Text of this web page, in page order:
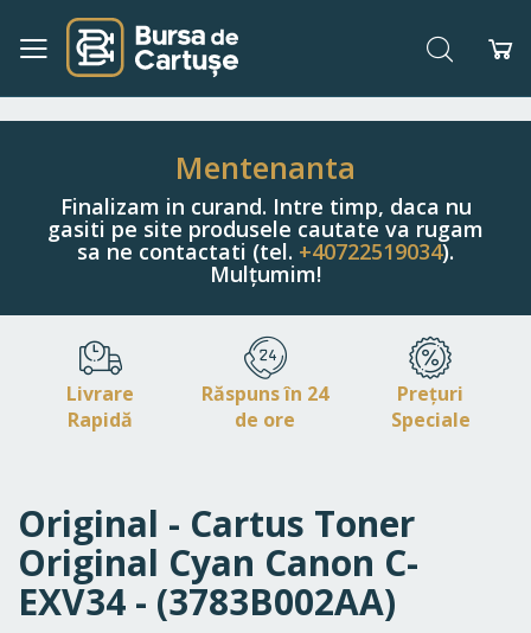
Navigați
Conținut
Căutare
Mentenanta
Finalizam in curand. Intre timp, daca nu
gasiti pe site produsele cautate va rugam
sa ne contactati (tel. +40722519034).
Mulțumim!
Livrare
Rapidă
Răspuns în 24
de ore
Prețuri
Speciale
Original - Cartus Toner
Original Cyan Canon C-
EXV34 - (3783B002AA)